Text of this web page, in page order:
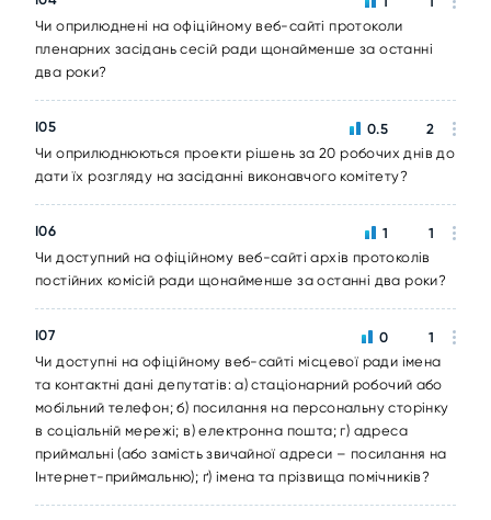
Чи оприлюднені на офіційному веб-сайті протоколи
пленарних засідань сесій ради щонайменше за останні
два роки?
I05
Чи оприлюднюються проекти рішень за 20 робочих днів до
дати їх розгляду на засіданні виконавчого комітету?
0.5 2
I06
Чи доступний на офіційному веб-сайті архів протоколів
постійних комісій ради щонайменше за останні два роки?
1 1
I07
Чи доступні на офіційному веб-сайті місцевої ради імена
та контактні дані депутатів: а) стаціонарний робочий або
мобільний телефон; б) посилання на персональну сторінку
в соціальній мережі; в) електронна пошта; г) адреса
приймальні (або замість звичайної адреси – посилання на
Інтернет-приймальню); ґ) імена та прізвища помічників?
0 1